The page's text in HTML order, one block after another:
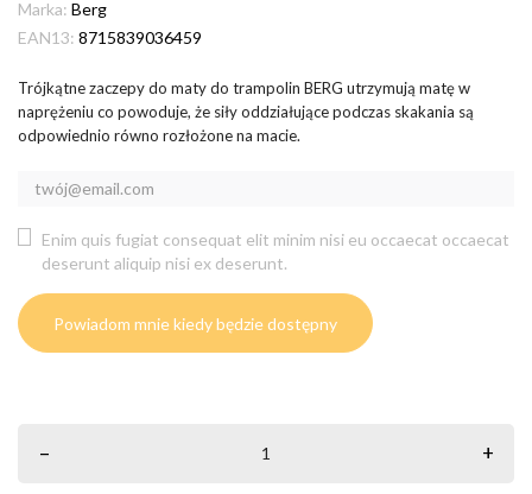
Marka: Berg
EAN13: 8715839036459
Trójkątne zaczepy do maty do trampolin BERG utrzymują matę w
naprężeniu co powoduje, że siły oddziałujące podczas skakania są
odpowiednio równo rozłożone na macie.
Enim quis fugiat consequat elit minim nisi eu occaecat occaecat
deserunt aliquip nisi ex deserunt.
Powiadom mnie kiedy będzie dostępny
– +